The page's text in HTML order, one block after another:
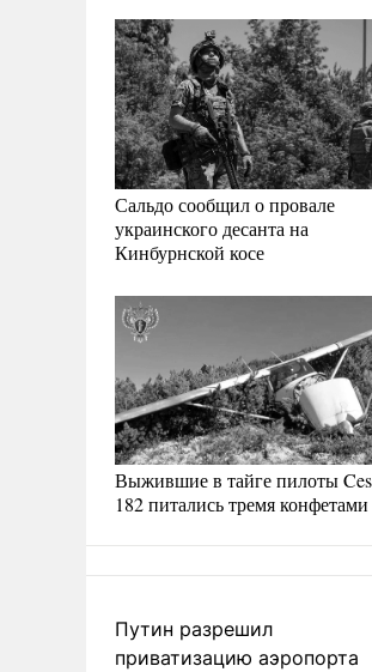
Сальдо сообщил о провале
украинского десанта на
Кинбурнской косе
Выжившие в тайге пилоты
182 питались тремя конфетами
Путин разрешил
приватизацию аэропорта